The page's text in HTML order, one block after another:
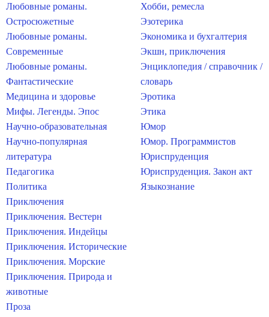
Любовные романы.
Остросюжетные
Любовные романы.
Современные
Любовные романы.
Фантастические
Медицина и здоровье
Мифы. Легенды. Эпос
Научно-образовательная
Научно-популярная
литература
Педагогика
Политика
Приключения
Приключения. Вестерн
Приключения. Индейцы
Приключения. Исторические
Приключения. Морские
Приключения. Природа и
животные
Проза
Хобби, ремесла
Эзотерика
Экономика и бухгалтерия
Экшн, приключения
Энциклопедия / справочник /
словарь
Эротика
Этика
Юмор
Юмор. Программистов
Юриспруденция
Юриспруденция. Закон акт
Языкознание